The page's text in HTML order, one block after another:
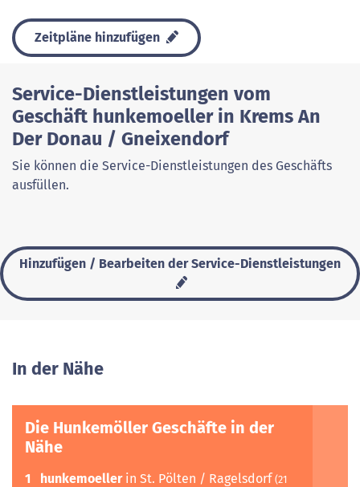
Zeitpläne hinzufügen
Service-Dienstleistungen vom
Geschäft hunkemoeller in Krems An
Der Donau / Gneixendorf
Sie können die Service-Dienstleistungen des Geschäfts
ausfüllen.
Hinzufügen / Bearbeiten der Service-Dienstleistungen
In der Nähe
Die Hunkemöller Geschäfte in der
Nähe
1 hunkemoellerin St. Pölten / Ragelsdorf (21